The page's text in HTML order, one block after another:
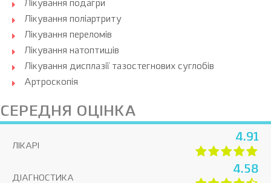
Лікування подагри
Лікування поліартриту
Лікування переломів
Лікування натоптишів
Лікування дисплазії тазостегнових суглобів
Артроскопія
СЕРЕДНЯ ОЦІНКА
ЛІКАРІ
4.91
ДІАГНОСТИКА
4.58